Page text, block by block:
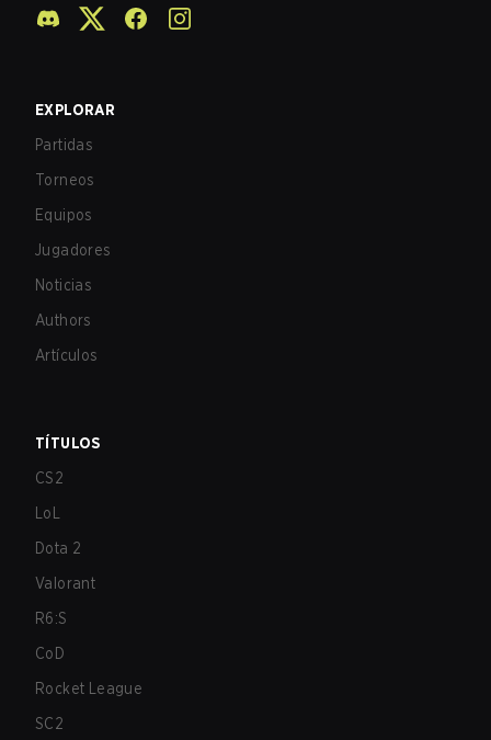
EXPLORAR
Partidas
Torneos
Equipos
Jugadores
Noticias
Authors
Artículos
TÍTULOS
CS2
LoL
Dota 2
Valorant
R6:S
CoD
Rocket League
SC2